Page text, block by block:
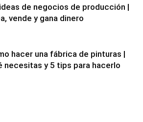
de negocios de producción |
vende y gana dinero
hacer una fábrica de pinturas |
necesitas y 5 tips para hacerlo